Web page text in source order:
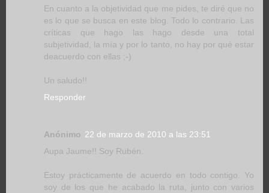
En cuanto a la objetividad que me pides, te diré que no
es lo que se busca en este blog. Todo lo contrario. Las
críticas que hago las hago desde una total
subjetividad, la mía y por lo tanto, no hay por qué estar
deacuerdo con ellas ;-)
Un saludo!!
Responder
Anónimo 22 de marzo de 2010 a las 23:51
Aupa Jaume!! Soy Rubén.
Estoy prácticamente de acuerdo en todo contigo. Yo
soy de los que he acabado la ruta, junto con varios